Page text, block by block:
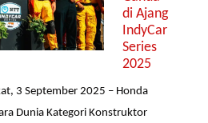
di Ajang
IndyCar
Series
2025
3 September 2025 – Honda
Dunia Kategori Konstruktor